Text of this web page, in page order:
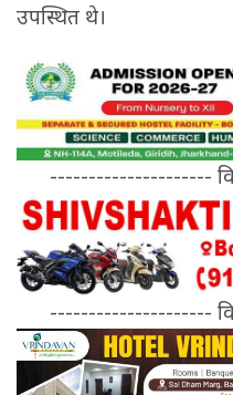
उपस्थित थे।
---------------------
---------------------